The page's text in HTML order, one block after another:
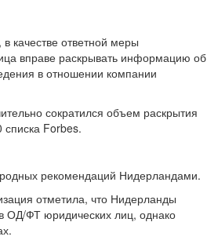
качестве ответной меры
вправе раскрывать информацию об
в отношении компании
сократился объем раскрытия
Forbes.
рекомендаций Нидерландами.
отметила, что Нидерланды
ОД/ФТ юридических лиц, однако